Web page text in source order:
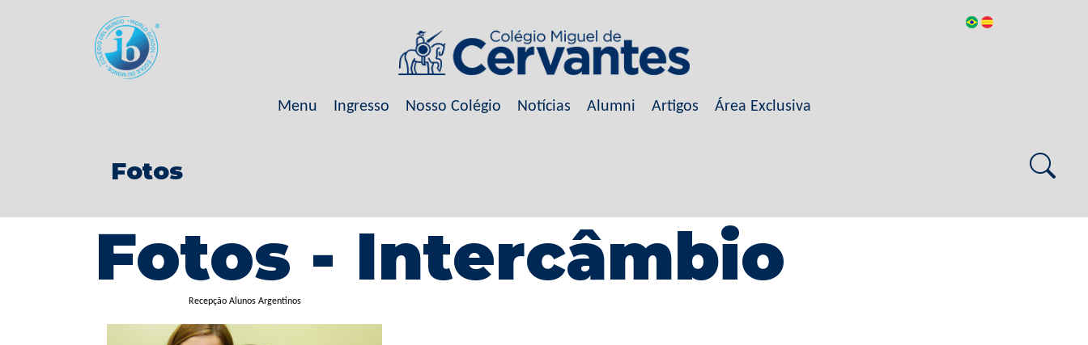
Menu Ingresso Nosso Colégio Notícias Alumni Artigos Área Exclusiva
Fotos
Fotos - Intercâmbio
Recepção Alunos Argentinos